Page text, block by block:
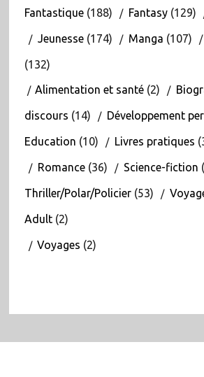
Fantastique(188) Fantasy(129)
Jeunesse(174) Manga (107)
(132)
Alimentation et santé(2)
discours (14) Développement
Education (10) Livres pratiques
Romance(36) Science-fiction
Thriller/Polar/Policier(53)
Adult(2)
Voyages (2)